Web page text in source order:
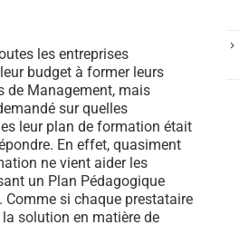
les entreprises
budget à former leurs
de Management, mais
sur quelles
leur plan de formation était
En effet, quasiment
ne vient aider les
un Plan Pédagogique
si chaque prestataire
la solution en matière de